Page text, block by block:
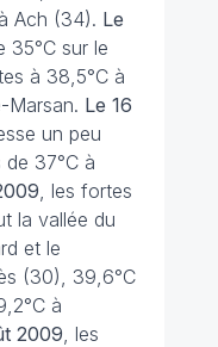
Ach (34). Le
35°C sur le
à 38,5°C à
Marsan. Le 16
un peu
37°C à
, les fortes
la vallée du
et le
(30), 39,6°C
à
2009, les